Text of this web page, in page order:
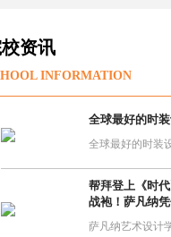
资讯
INFORMATION
全球最好的时
帮拜登上《时
战袍！萨凡纳